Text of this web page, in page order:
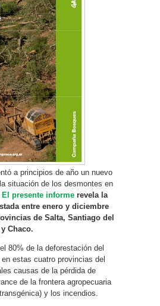
a principios de año un nuevo
situación de los desmontes en
El presente informe revela la
entre enero y diciembre
de Salta, Santiago del
Chaco.
80% de la deforestación del
estas cuatro provincias del
causas de la pérdida de
de la frontera agropecuaria
y los incendios.